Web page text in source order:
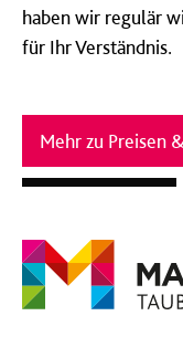
haben wir regulär
für Ihr Verständnis.
Mehr zu Preisen